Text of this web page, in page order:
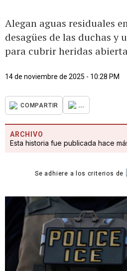
Alegan aguas residuales
desagües de las duchas y
para cubrir heridas
14 de noviembre de 2025 - 10:28 PM
COMPARTIR ...
ARCHIVO
Esta historia fue publicada hace
Se adhiere a los criterios de